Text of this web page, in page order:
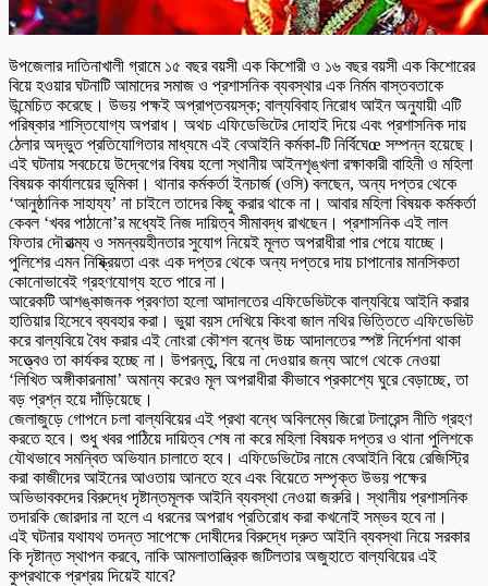
উপজেলার দাতিনাখালী গ্রামে ১৫ বছর বয়সী এক কিশোরী ও ১৬ বছর বয়সী এক কিশোরের
বিয়ে হওয়ার ঘটনাটি আমাদের সমাজ ও প্রশাসনিক ব্যবস্থার এক নির্মম বাস্তবতাকে
উন্মেচিত করেছে। উভয় পক্ষই অপ্রাপ্তবয়স্ক; বাল্যবিবাহ নিরোধ আইন অনুযায়ী এটি
পরিষ্কার শাস্তিযোগ্য অপরাধ। অথচ এফিডেভিটের দোহাই দিয়ে এবং প্রশাসনিক দায়
ঠেলার অদ্ভুত প্রতিযোগিতার মাধ্যমে এই বেআইনি কর্মকা-টি নির্বিঘেœ সম্পন্ন হয়েছে।
এই ঘটনায় সবচেয়ে উদ্বেগের বিষয় হলো স্থানীয় আইনশৃঙ্খলা রক্ষাকারী বাহিনী ও মহিলা
বিষয়ক কার্যালয়ের ভূমিকা। থানার কর্মকর্তা ইনচার্জ (ওসি) বলছেন, অন্য দপ্তর থেকে
‘আনুষ্ঠানিক সাহায্য’ না চাইলে তাদের কিছু করার থাকে না। আবার মহিলা বিষয়ক কর্মকর্তা
কেবল ‘খবর পাঠানো’র মধ্যেই নিজ দায়িত্ব সীমাবদ্ধ রাখছেন। প্রশাসনিক এই লাল
ফিতার দৌরাত্ম্য ও সমন্বয়হীনতার সুযোগ নিয়েই মূলত অপরাধীরা পার পেয়ে যাচ্ছে।
পুলিশের এমন নিষ্ক্রিয়তা এবং এক দপ্তর থেকে অন্য দপ্তরে দায় চাপানোর মানসিকতা
কোনোভাবেই গ্রহণযোগ্য হতে পারে না।
আরেকটি আশঙ্কাজনক প্রবণতা হলো আদালতের এফিডেভিটকে বাল্যবিয়ে আইনি করার
হাতিয়ার হিসেবে ব্যবহার করা। ভুয়া বয়স দেখিয়ে কিংবা জাল নথির ভিত্তিতে এফিডেভিট
করে বাল্যবিয়ে বৈধ করার এই নোংরা কৌশল বন্ধে উচ্চ আদালতের স্পষ্ট নির্দেশনা থাকা
সত্ত্বেও তা কার্যকর হচ্ছে না। উপরন্তু, বিয়ে না দেওয়ার জন্য আগে থেকে নেওয়া
‘লিখিত অঙ্গীকারনামা’ অমান্য করেও মূল অপরাধীরা কীভাবে প্রকাশ্যে ঘুরে বেড়াচ্ছে, তা
বড় প্রশ্ন হয়ে দাঁড়িয়েছে।
জেলাজুড়ে গোপনে চলা বাল্যবিয়ের এই প্রথা বন্ধে অবিলম্বে জিরো টলারেন্স নীতি গ্রহণ
করতে হবে। শুধু খবর পাঠিয়ে দায়িত্ব শেষ না করে মহিলা বিষয়ক দপ্তর ও থানা পুলিশকে
যৌথভাবে সমন্বিত অভিযান চালাতে হবে। এফিডেভিটের নামে বেআইনি বিয়ে রেজিস্ট্রি
করা কাজীদের আইনের আওতায় আনতে হবে এবং বিয়েতে সম্পৃক্ত উভয় পক্ষের
অভিভাবকদের বিরুদ্ধে দৃষ্টান্তমূলক আইনি ব্যবস্থা নেওয়া জরুরি। স্থানীয় প্রশাসনিক
তদারকি জোরদার না হলে এ ধরনের অপরাধ প্রতিরোধ করা কখনোই সম্ভব হবে না।
এই ঘটনার যথাযথ তদন্ত সাপেক্ষে দোষীদের বিরুদ্ধে দ্রুত আইনি ব্যবস্থা নিয়ে সরকার
কি দৃষ্টান্ত স্থাপন করবে, নাকি আমলাতান্ত্রিক জটিলতার অজুহাতে বাল্যবিয়ের এই
কুপ্রথাকে প্রশ্রয় দিয়েই যাবে?